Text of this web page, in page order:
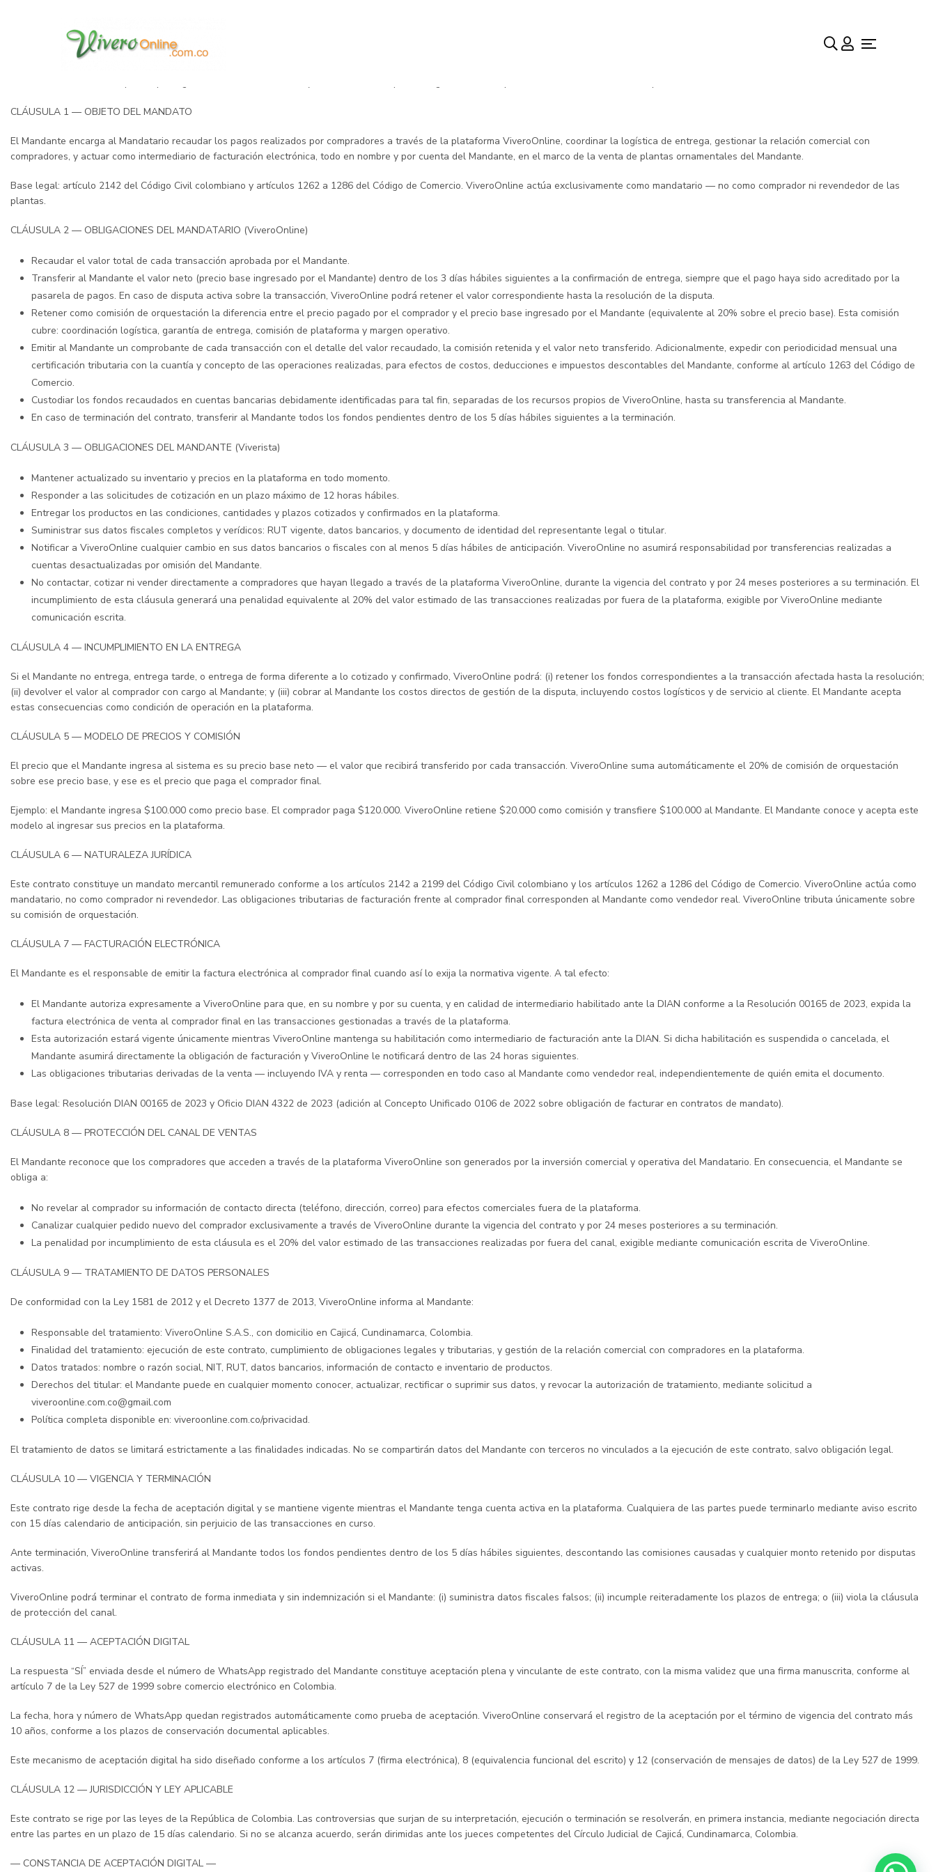
Versión 1.0 · Vigente desde la fecha de aceptación digital
CLÁUSULA 1 — OBJETO DEL MANDATO
El Mandante encarga al Mandatario recaudar los pagos realizados por compradores a través de la plataforma ViveroOnline, coordinar la logística de entrega, gestionar la relación comercial con
compradores, y actuar como intermediario de facturación electrónica, todo en nombre y por cuenta del Mandante, en el marco de la venta de plantas ornamentales del Mandante.
Base legal: artículo 2142 del Código Civil colombiano y artículos 1262 a 1286 del Código de Comercio. ViveroOnline actúa exclusivamente como mandatario — no como comprador ni revendedor de las
plantas.
CLÁUSULA 2 — OBLIGACIONES DEL MANDATARIO (ViveroOnline)
Recaudar el valor total de cada transacción aprobada por el Mandante.
Transferir al Mandante el valor neto (precio base ingresado por el Mandante) dentro de los 3 días hábiles siguientes a la confirmación de entrega, siempre que el pago haya sido acreditado por la
pasarela de pagos. En caso de disputa activa sobre la transacción, ViveroOnline podrá retener el valor correspondiente hasta la resolución de la disputa.
Retener como comisión de orquestación la diferencia entre el precio pagado por el comprador y el precio base ingresado por el Mandante (equivalente al 20% sobre el precio base). Esta comisión
cubre: coordinación logística, garantía de entrega, comisión de plataforma y margen operativo.
Emitir al Mandante un comprobante de cada transacción con el detalle del valor recaudado, la comisión retenida y el valor neto transferido. Adicionalmente, expedir con periodicidad mensual una
certificación tributaria con la cuantía y concepto de las operaciones realizadas, para efectos de costos, deducciones e impuestos descontables del Mandante, conforme al artículo 1263 del Código de
Comercio.
Custodiar los fondos recaudados en cuentas bancarias debidamente identificadas para tal fin, separadas de los recursos propios de ViveroOnline, hasta su transferencia al Mandante.
En caso de terminación del contrato, transferir al Mandante todos los fondos pendientes dentro de los 5 días hábiles siguientes a la terminación.
CLÁUSULA 3 — OBLIGACIONES DEL MANDANTE (Viverista)
Mantener actualizado su inventario y precios en la plataforma en todo momento.
Responder a las solicitudes de cotización en un plazo máximo de 12 horas hábiles.
Entregar los productos en las condiciones, cantidades y plazos cotizados y confirmados en la plataforma.
Suministrar sus datos fiscales completos y verídicos: RUT vigente, datos bancarios, y documento de identidad del representante legal o titular.
Notificar a ViveroOnline cualquier cambio en sus datos bancarios o fiscales con al menos 5 días hábiles de anticipación. ViveroOnline no asumirá responsabilidad por transferencias realizadas a
cuentas desactualizadas por omisión del Mandante.
No contactar, cotizar ni vender directamente a compradores que hayan llegado a través de la plataforma ViveroOnline, durante la vigencia del contrato y por 24 meses posteriores a su terminación. El
incumplimiento de esta cláusula generará una penalidad equivalente al 20% del valor estimado de las transacciones realizadas por fuera de la plataforma, exigible por ViveroOnline mediante
comunicación escrita.
CLÁUSULA 4 — INCUMPLIMIENTO EN LA ENTREGA
Si el Mandante no entrega, entrega tarde, o entrega de forma diferente a lo cotizado y confirmado, ViveroOnline podrá: (i) retener los fondos correspondientes a la transacción afectada hasta la resolución;
(ii) devolver el valor al comprador con cargo al Mandante; y (iii) cobrar al Mandante los costos directos de gestión de la disputa, incluyendo costos logísticos y de servicio al cliente. El Mandante acepta
estas consecuencias como condición de operación en la plataforma.
CLÁUSULA 5 — MODELO DE PRECIOS Y COMISIÓN
El precio que el Mandante ingresa al sistema es su precio base neto — el valor que recibirá transferido por cada transacción. ViveroOnline suma automáticamente el 20% de comisión de orquestación
sobre ese precio base, y ese es el precio que paga el comprador final.
Ejemplo: el Mandante ingresa $100.000 como precio base. El comprador paga $120.000. ViveroOnline retiene $20.000 como comisión y transfiere $100.000 al Mandante. El Mandante conoce y acepta este
modelo al ingresar sus precios en la plataforma.
CLÁUSULA 6 — NATURALEZA JURÍDICA
Este contrato constituye un mandato mercantil remunerado conforme a los artículos 2142 a 2199 del Código Civil colombiano y los artículos 1262 a 1286 del Código de Comercio. ViveroOnline actúa como
mandatario, no como comprador ni revendedor. Las obligaciones tributarias de facturación frente al comprador final corresponden al Mandante como vendedor real. ViveroOnline tributa únicamente sobre
su comisión de orquestación.
CLÁUSULA 7 — FACTURACIÓN ELECTRÓNICA
El Mandante es el responsable de emitir la factura electrónica al comprador final cuando así lo exija la normativa vigente. A tal efecto:
El Mandante autoriza expresamente a ViveroOnline para que, en su nombre y por su cuenta, y en calidad de intermediario habilitado ante la DIAN conforme a la Resolución 00165 de 2023, expida la
factura electrónica de venta al comprador final en las transacciones gestionadas a través de la plataforma.
Esta autorización estará vigente únicamente mientras ViveroOnline mantenga su habilitación como intermediario de facturación ante la DIAN. Si dicha habilitación es suspendida o cancelada, el
Mandante asumirá directamente la obligación de facturación y ViveroOnline le notificará dentro de las 24 horas siguientes.
Las obligaciones tributarias derivadas de la venta — incluyendo IVA y renta — corresponden en todo caso al Mandante como vendedor real, independientemente de quién emita el documento.
Base legal: Resolución DIAN 00165 de 2023 y Oficio DIAN 4322 de 2023 (adición al Concepto Unificado 0106 de 2022 sobre obligación de facturar en contratos de mandato).
CLÁUSULA 8 — PROTECCIÓN DEL CANAL DE VENTAS
El Mandante reconoce que los compradores que acceden a través de la plataforma ViveroOnline son generados por la inversión comercial y operativa del Mandatario. En consecuencia, el Mandante se
obliga a:
No revelar al comprador su información de contacto directa (teléfono, dirección, correo) para efectos comerciales fuera de la plataforma.
Canalizar cualquier pedido nuevo del comprador exclusivamente a través de ViveroOnline durante la vigencia del contrato y por 24 meses posteriores a su terminación.
La penalidad por incumplimiento de esta cláusula es el 20% del valor estimado de las transacciones realizadas por fuera del canal, exigible mediante comunicación escrita de ViveroOnline.
CLÁUSULA 9 — TRATAMIENTO DE DATOS PERSONALES
De conformidad con la Ley 1581 de 2012 y el Decreto 1377 de 2013, ViveroOnline informa al Mandante:
Responsable del tratamiento: ViveroOnline S.A.S., con domicilio en Cajicá, Cundinamarca, Colombia.
Finalidad del tratamiento: ejecución de este contrato, cumplimiento de obligaciones legales y tributarias, y gestión de la relación comercial con compradores en la plataforma.
Datos tratados: nombre o razón social, NIT, RUT, datos bancarios, información de contacto e inventario de productos.
Derechos del titular: el Mandante puede en cualquier momento conocer, actualizar, rectificar o suprimir sus datos, y revocar la autorización de tratamiento, mediante solicitud a
viveroonline.com.co@gmail.com
Política completa disponible en: viveroonline.com.co/privacidad.
El tratamiento de datos se limitará estrictamente a las finalidades indicadas. No se compartirán datos del Mandante con terceros no vinculados a la ejecución de este contrato, salvo obligación legal.
CLÁUSULA 10 — VIGENCIA Y TERMINACIÓN
Este contrato rige desde la fecha de aceptación digital y se mantiene vigente mientras el Mandante tenga cuenta activa en la plataforma. Cualquiera de las partes puede terminarlo mediante aviso escrito
con 15 días calendario de anticipación, sin perjuicio de las transacciones en curso.
Ante terminación, ViveroOnline transferirá al Mandante todos los fondos pendientes dentro de los 5 días hábiles siguientes, descontando las comisiones causadas y cualquier monto retenido por disputas
activas.
ViveroOnline podrá terminar el contrato de forma inmediata y sin indemnización si el Mandante: (i) suministra datos fiscales falsos; (ii) incumple reiteradamente los plazos de entrega; o (iii) viola la cláusula
de protección del canal.
CLÁUSULA 11 — ACEPTACIÓN DIGITAL
La respuesta “SÍ” enviada desde el número de WhatsApp registrado del Mandante constituye aceptación plena y vinculante de este contrato, con la misma validez que una firma manuscrita, conforme al
artículo 7 de la Ley 527 de 1999 sobre comercio electrónico en Colombia.
La fecha, hora y número de WhatsApp quedan registrados automáticamente como prueba de aceptación. ViveroOnline conservará el registro de la aceptación por el término de vigencia del contrato más
10 años, conforme a los plazos de conservación documental aplicables.
Este mecanismo de aceptación digital ha sido diseñado conforme a los artículos 7 (firma electrónica), 8 (equivalencia funcional del escrito) y 12 (conservación de mensajes de datos) de la Ley 527 de 1999.
CLÁUSULA 12 — JURISDICCIÓN Y LEY APLICABLE
Este contrato se rige por las leyes de la República de Colombia. Las controversias que surjan de su interpretación, ejecución o terminación se resolverán, en primera instancia, mediante negociación directa
entre las partes en un plazo de 15 días calendario. Si no se alcanza acuerdo, serán dirimidas ante los jueces competentes del Círculo Judicial de Cajicá, Cundinamarca, Colombia.
— CONSTANCIA DE ACEPTACIÓN DIGITAL —